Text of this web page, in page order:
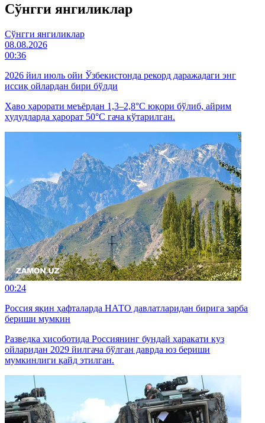
Cўнгги янгиликлар
Cўнгги янгиликлар
08.08.2026
00:36
2026 йил июль ойи Ўзбекистонда рекорд даражадаги энг
иссиқ ойлардан бири бўлди
Ҳаво ҳарорати меъёрдан 1,3–2,8°C юқори бўлиб, айрим
ҳудудларда ҳарорат 50°C гача кўтарилган.
00:24
Россия яқин ҳафталарда НАТО давлатларидан бирига зарба
бериши мумкин
Разведка ҳисоботида Россиянинг бундай ҳаракати куз
ойларидан 2029 йилгача бўлган даврда юз бериши
мумкинлиги қайд этилган.